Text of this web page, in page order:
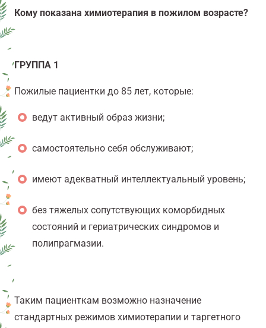
Кому показана химиотерапия в пожилом возрасте?
ГРУППА 1
Пожилые пациентки до 85 лет, которые:
ведут активный образ жизни;
самостоятельно себя обслуживают;
имеют адекватный интеллектуальный уровень;
без тяжелых сопутствующих коморбидных
состояний и гериатрических синдромов и
полипрагмазии.
Таким пациенткам возможно назначение
стандартных режимов химиотерапии и таргетного